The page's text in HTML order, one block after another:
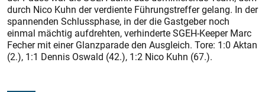
durch Nico Kuhn der verdiente Führungstreffer gelang. In der
spannenden Schlussphase, in der die Gastgeber noch
einmal mächtig aufdrehten, verhinderte SGEH-Keeper Marc
Fecher mit einer Glanzparade den Ausgleich. Tore: 1:0 Aktan
(2.), 1:1 Dennis Oswald (42.), 1:2 Nico Kuhn (67.).